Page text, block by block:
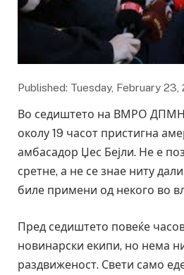
Published: Tuesday, February 23,
Во седиштето на ВМРО
околу 19 часот пристигна
амбасадор Џес Бејли. Не е
сретне, а не се знае ниту
биле примени од некого во
Пред седиштето повеќе
новинарски екипи, но нема
раздвиженост. Свети само